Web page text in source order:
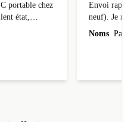
portable chez
état,
et tourne
Envoi
neuf). Je
Noms